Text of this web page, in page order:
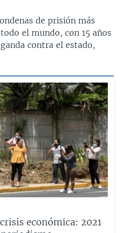
de prisión más
el mundo, con 15 años
contra el estado,
económica: 2021